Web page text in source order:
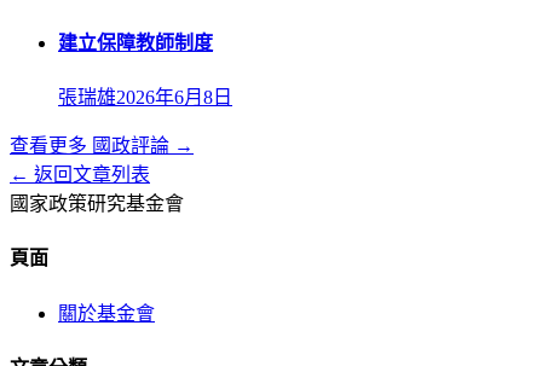
建立保障教師制度
張瑞雄2026年6月8日
查看更多 國政評論 →
← 返回文章列表
國家政策研究基金會
頁面
關於基金會